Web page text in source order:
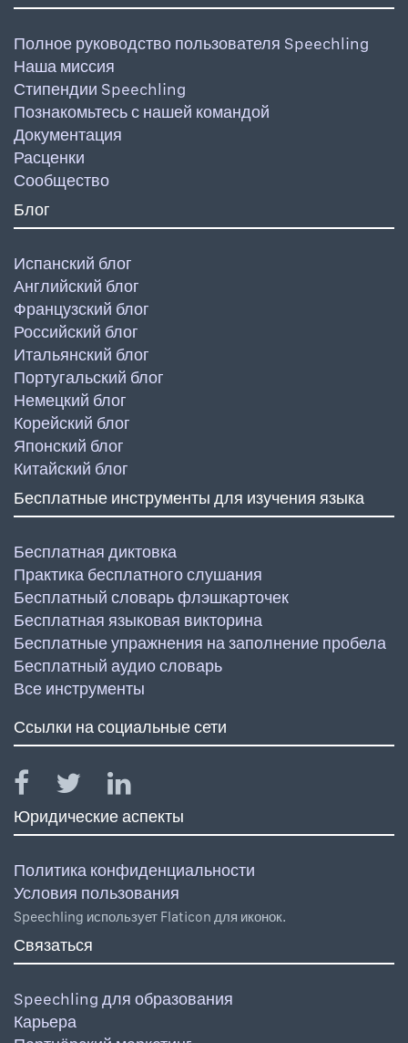
Полное руководство пользователя Speechling
Наша миссия
Стипендии Speechling
Познакомьтесь с нашей командой
Документация
Расценки
Сообщество
Блог
Испанский блог
Английский блог
Французский блог
Российский блог
Итальянский блог
Португальский блог
Немецкий блог
Корейский блог
Японский блог
Китайский блог
Бесплатные инструменты для изучения языка
Бесплатная диктовка
Практика бесплатного слушания
Бесплатный словарь флэшкарточек
Бесплатная языковая викторина
Бесплатные упражнения на заполнение пробела
Бесплатный аудио словарь
Все инструменты
Ссылки на социальные сети
Юридические аспекты
Политика конфиденциальности
Условия пользования
Speechling использует Flaticon для иконок.
Связаться
Speechling для образования
Карьера